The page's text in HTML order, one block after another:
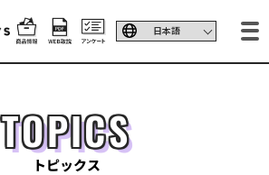
TOPICS
トピックス